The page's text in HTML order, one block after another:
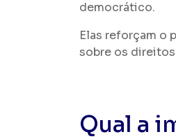
democrático.
Elas reforçam o
sobre os
Qual a